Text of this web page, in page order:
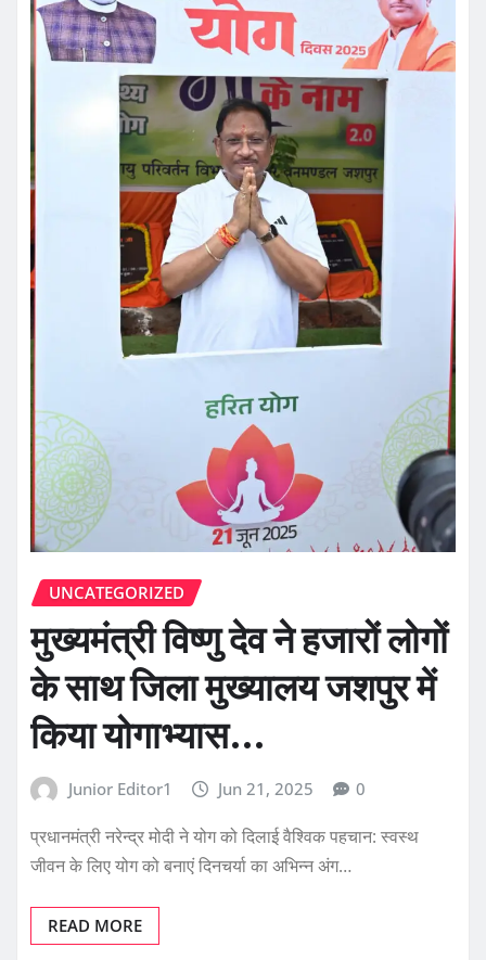
UNCATEGORIZED
मुख्यमंत्री विष्णु देव ने हजारों लोगों
के साथ जिला मुख्यालय जशपुर में
किया योगाभ्यास…
Junior Editor1 Jun 21, 2025 0
प्रधानमंत्री नरेन्द्र मोदी ने योग को दिलाई वैश्विक पहचान: स्वस्थ
जीवन के लिए योग को बनाएं दिनचर्या का अभिन्न अंग…
READ MORE